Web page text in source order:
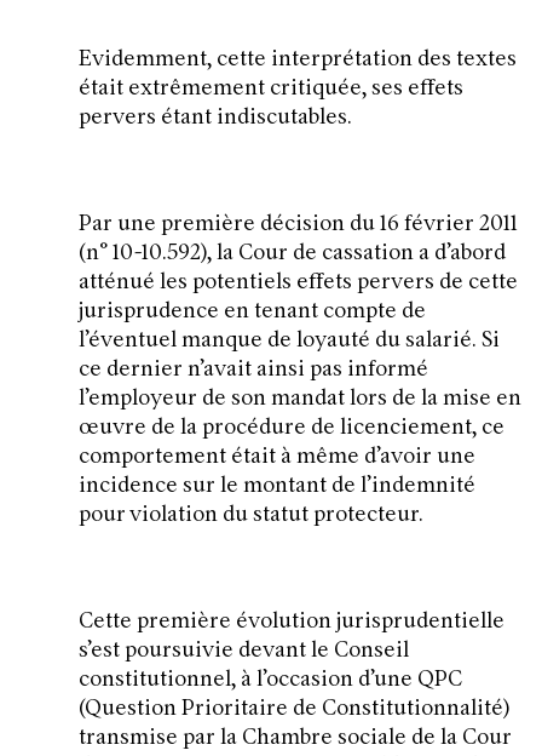
Evidemment, cette interprétation des textes
était extrêmement critiquée, ses effets
pervers étant indiscutables.
Par une première décision du 16 février 2011
(n° 10-10.592), la Cour de cassation a d’abord
atténué les potentiels effets pervers de cette
jurisprudence en tenant compte de
l’éventuel manque de loyauté du salarié. Si
ce dernier n’avait ainsi pas informé
l’employeur de son mandat lors de la mise en
œuvre de la procédure de licenciement, ce
comportement était à même d’avoir une
incidence sur le montant de l’indemnité
pour violation du statut protecteur.
Cette première évolution jurisprudentielle
s’est poursuivie devant le Conseil
constitutionnel, à l’occasion d’une QPC
(Question Prioritaire de Constitutionnalité)
transmise par la Chambre sociale de la Cour